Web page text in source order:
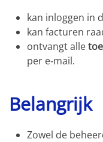
kan inloggen in
kan facturen
ontvangt alle
per e‑mail.
Belangrijk
Zowel de